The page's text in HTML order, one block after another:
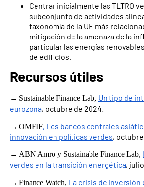
Centrar inicialmente las TLTRO
subconjunto de actividades
taxonomía de la UE más
mitigación de la amenaza de la
particular las energías
de edificios.
Recursos útiles
→ Sustainable Finance Lab, Un tipo de
eurozona, octubre de 2024.
→ OMFIF, Los bancos centrales
innovación en políticas verdes, octubre
→ ABN Amro y Sustainable Finance Lab,
verdes en la transición energética,
→ Finance Watch, La crisis de inversión